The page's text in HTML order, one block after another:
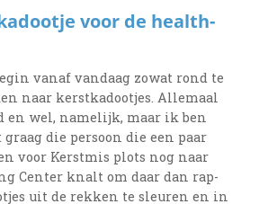
voor de health-
vanaf vandaag zowat rond te
naar kerstkadootjes. Allemaal
en wel, namelijk, maar ik ben
die persoon die een paar
voor Kerstmis plots nog naar
Center knalt om daar dan rap-
uit de rekken te sleuren en in